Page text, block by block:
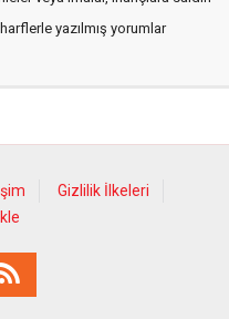
yazılmış yorumlar
Gizlilik İlkeleri